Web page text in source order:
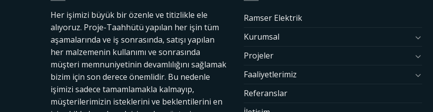
Her işimizi büyük bir özenle ve titizlikle ele
alıyoruz. Proje-Taahhütü yapılan her işin tüm
aşamalarında ve iş sonrasında, satışı yapılan
her malzemenin kullanımı ve sonrasında
müşteri memnuniyetinin devamlılığını sağlamak
bizim için son derece önemlidir. Bu nedenle
işimizi sadece tamamlamakla kalmayıp,
müşterilerimizin isteklerini ve beklentilerini en
Ramser Elektrik
Kurumsal
Projeler
Faaliyetlerimiz
Referanslar